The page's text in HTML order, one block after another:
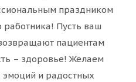
праздником
Пусть ваш
пациентам
– здоровье! Желаем
эмоций и радостных